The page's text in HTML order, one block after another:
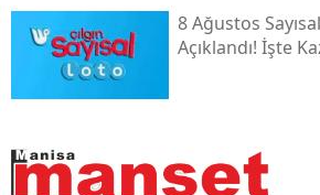
8 Ağustos
Açıklandı! İşte